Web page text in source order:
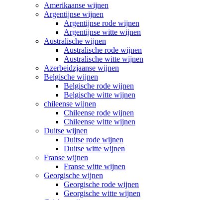
Amerikaanse wijnen
Argentijnse wijnen
Argentijnse rode wijnen
Argentijnse witte wijnen
Australische wijnen
Australische rode wijnen
Australische witte wijnen
Azerbeidzjaanse wijnen
Belgische wijnen
Belgische rode wijnen
Belgische witte wijnen
chileense wijnen
Chileense rode wijnen
Chileense witte wijnen
Duitse wijnen
Duitse rode wijnen
Duitse witte wijnen
Franse wijnen
Franse witte wijnen
Georgische wijnen
Georgische rode wijnen
Georgische witte wijnen